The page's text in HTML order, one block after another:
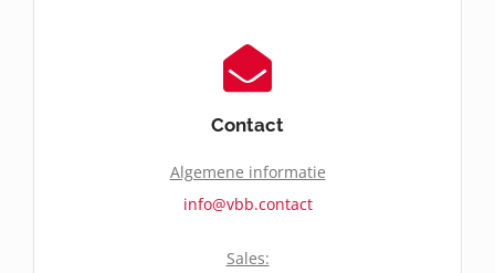
Contact
Algemene informatie
info@vbb.contact
Sales: